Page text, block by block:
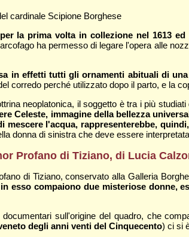
cardinale Scipione Borghese
la prima volta in collezione nel 1613
ha permesso di legare l'opera alle
in effetti tutti gli ornamenti abituali di
corredo perché utilizzato dopo il parto, e la
neoplatonica, il soggetto è tra i più
Celeste, immagine della bellezza
mescere l'acqua, rappresenterebbe,
donna di sinistra che deve essere
Profano di Tiziano, di Lucia
di Tiziano, conservato alla Galleria
in esso compaiono due misteriose donne,
sull'origine del quadro, che
degli anni venti del Cinquecento) ci si